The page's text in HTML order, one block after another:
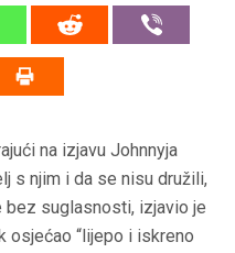
na izjavu Johnnyja
s njim i da se nisu družili,
bez suglasnosti, izjavio je
osjećao “lijepo i iskreno